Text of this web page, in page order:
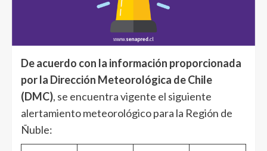
De acuerdo con la información proporcionada
por la Dirección Meteorológica de Chile
(DMC), se encuentra vigente el siguiente
alertamiento meteorológico para la Región de
Ñuble: